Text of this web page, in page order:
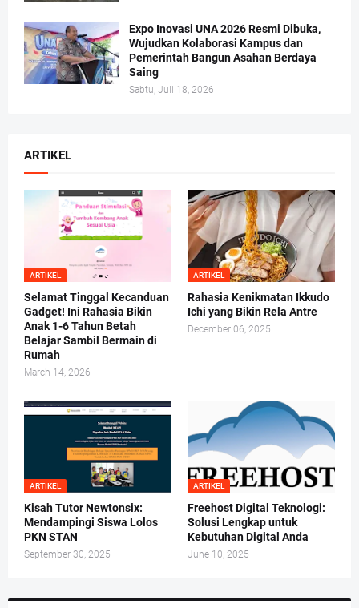
Expo Inovasi UNA 2026 Resmi Dibuka,
Wujudkan Kolaborasi Kampus dan
Pemerintah Bangun Asahan Berdaya
Saing
Sabtu, Juli 18, 2026
ARTIKEL
ARTIKEL
Selamat Tinggal Kecanduan
Gadget! Ini Rahasia Bikin
Anak 1-6 Tahun Betah
Belajar Sambil Bermain di
Rumah
March 14, 2026
ARTIKEL
Rahasia Kenikmatan Ikkudo
Ichi yang Bikin Rela Antre
December 06, 2025
ARTIKEL
Kisah Tutor Newtonsix:
Mendampingi Siswa Lolos
PKN STAN
September 30, 2025
ARTIKEL
Freehost Digital Teknologi:
Solusi Lengkap untuk
Kebutuhan Digital Anda
June 10, 2025